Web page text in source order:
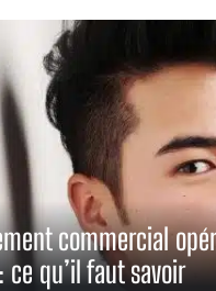
commercial
ce qu’il faut savoir